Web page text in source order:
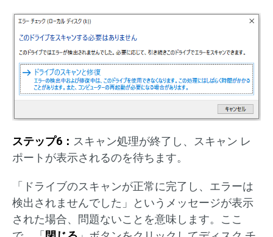
ステップ6： スキャン処理が終了し、スキャン レ
ポートが表示されるのを待ちます。
「ドライブのスキャンが正常に完了し、エラーは
検出されませんでした」というメッセージが表示
された場合、問題ないことを意味します。ここ